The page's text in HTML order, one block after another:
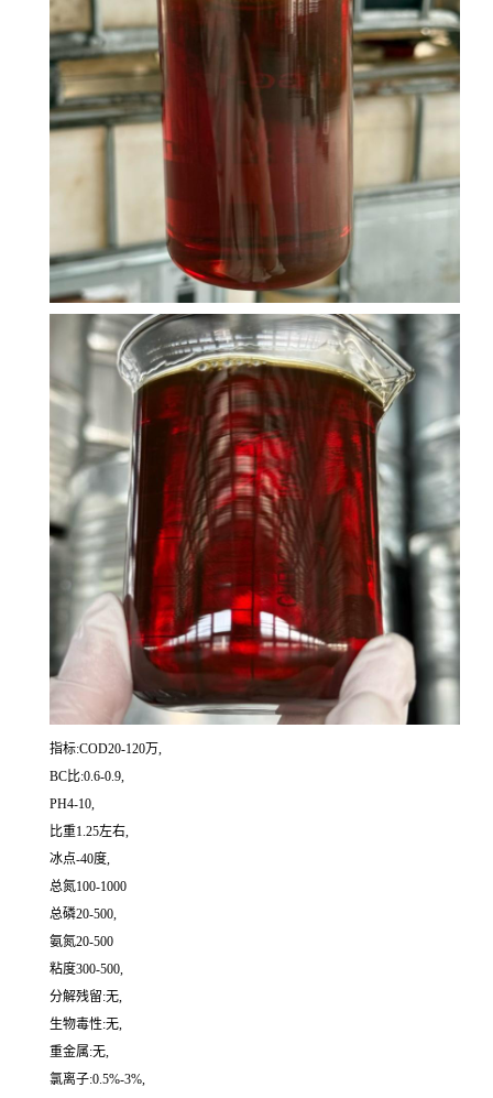
指标:COD20-120万,
BC比:0.6-0.9,
PH4-10,
比重1.25左右,
冰点-40度,
总氮100-1000
总磷20-500,
氨氮20-500
粘度300-500,
分解残留:无,
生物毒性:无,
重金属:无,
氯离子:0.5%-3%,